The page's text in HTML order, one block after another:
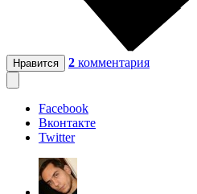
Нравится 2 комментария
Facebook
Вконтакте
Twitter